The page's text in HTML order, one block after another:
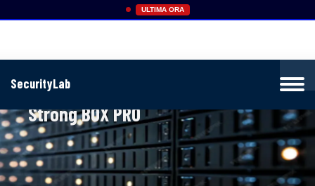
ULTIMA ORA
SecurityLab
Strong BOX PRO